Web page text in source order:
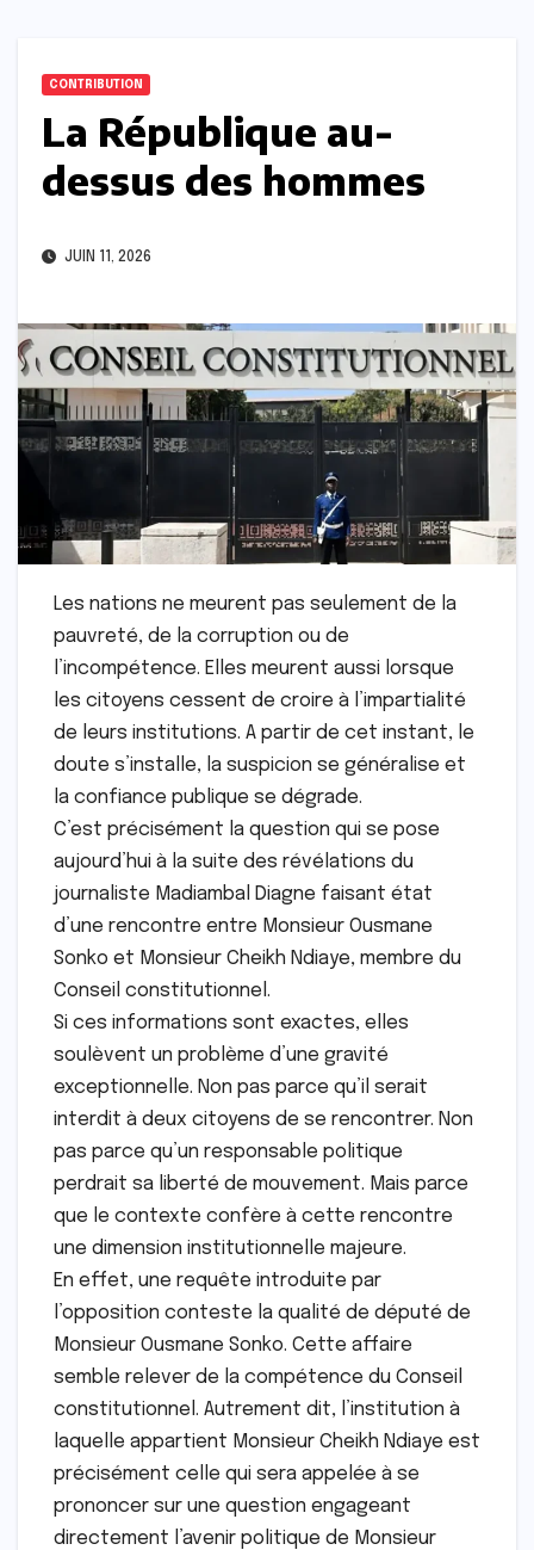
CONTRIBUTION
La République au-
dessus des hommes
JUIN 11, 2026
Les nations ne meurent pas seulement de la
pauvreté, de la corruption ou de
l’incompétence. Elles meurent aussi lorsque
les citoyens cessent de croire à l’impartialité
de leurs institutions. A partir de cet instant, le
doute s’installe, la suspicion se généralise et
la confiance publique se dégrade.
C’est précisément la question qui se pose
aujourd’hui à la suite des révélations du
journaliste Madiambal Diagne faisant état
d’une rencontre entre Monsieur Ousmane
Sonko et Monsieur Cheikh Ndiaye, membre du
Conseil constitutionnel.
Si ces informations sont exactes, elles
soulèvent un problème d’une gravité
exceptionnelle. Non pas parce qu’il serait
interdit à deux citoyens de se rencontrer. Non
pas parce qu’un responsable politique
perdrait sa liberté de mouvement. Mais parce
que le contexte confère à cette rencontre
une dimension institutionnelle majeure.
En effet, une requête introduite par
l’opposition conteste la qualité de député de
Monsieur Ousmane Sonko. Cette affaire
semble relever de la compétence du Conseil
constitutionnel. Au­trement dit, l’institution à
la­quelle appartient Monsieur Chei­kh Ndiaye est
précisément celle qui sera appelée à se
prononcer sur une question engageant
directement l’avenir politique de Monsieur